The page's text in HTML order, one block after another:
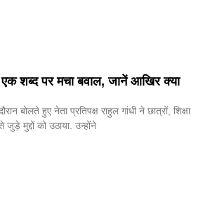
शब्द पर मचा बवाल, जानें आखिर क्या
बोलते हुए नेता प्रतिपक्ष राहुल गांधी ने छात्रों, शिक्षा
मुद्दों को उठाया. उन्होंने